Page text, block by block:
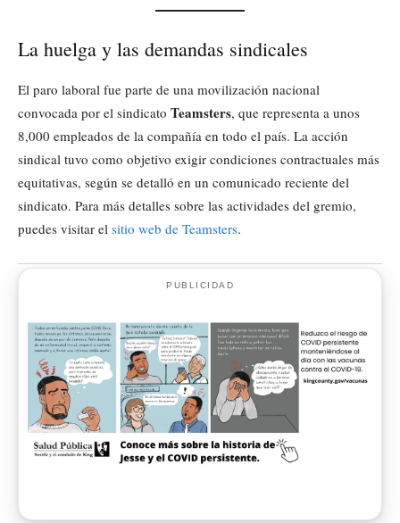
La huelga y las demandas sindicales
El paro laboral fue parte de una movilización nacional
convocada por el sindicato Teamsters, que representa a unos
8,000 empleados de la compañía en todo el país. La acción
sindical tuvo como objetivo exigir condiciones contractuales más
equitativas, según se detalló en un comunicado reciente del
sindicato. Para más detalles sobre las actividades del gremio,
puedes visitar el sitio web de Teamsters.
PUBLICIDAD